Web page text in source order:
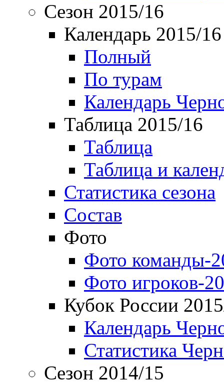
Сезон 2015/16
Календарь 2015/16
Полный
По турам
Календарь
Таблица 2015/16
Таблица
Таблица и
Статистика сезона
Состав
Фото
Фото команды-
Фото игроков-
Кубок России
Календарь
Статистика
Сезон 2014/15